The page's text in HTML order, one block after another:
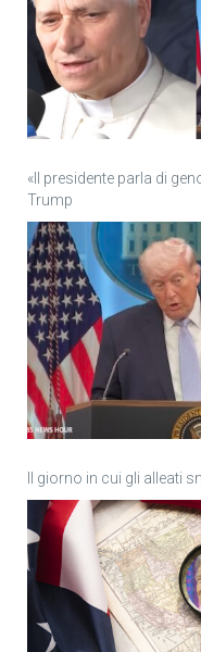
«Il presidente parla di
Trump
Il giorno in cui gli alleati